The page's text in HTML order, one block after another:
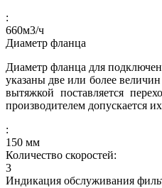
:
660м3/ч
Диаметр фланца
Диаметр фланца для
указаны две или более величин
вытяжкой поставляется
производителем допускается
:
150 мм
Количество скоростей:
3
Индикация обслуживания